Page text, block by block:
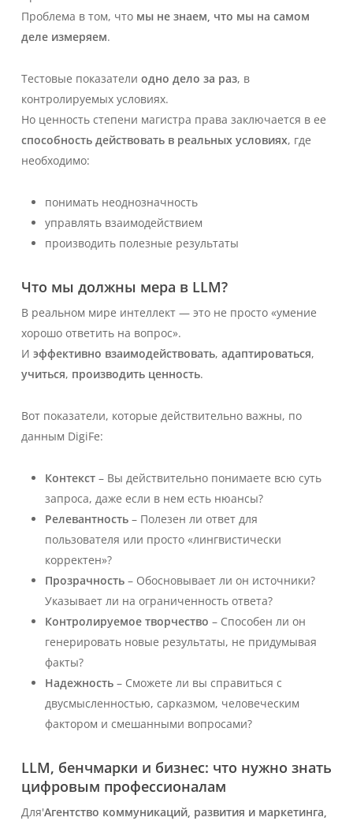
Проблема в том, что мы не знаем, что мы на самом
деле измеряем.
Тестовые показатели одно дело за раз, в
контролируемых условиях.
Но ценность степени магистра права заключается в ее
способность действовать в реальных условиях, где
необходимо:
понимать неоднозначность
управлять взаимодействием
производить полезные результаты
Что мы должны мера в LLM?
В реальном мире интеллект — это не просто «умение
хорошо ответить на вопрос».
И эффективно взаимодействовать, адаптироваться,
учиться, производить ценность.
Вот показатели, которые действительно важны, по
данным DigiFe:
Контекст– Вы действительно понимаете всю суть
запроса, даже если в нем есть нюансы?
Релевантность– Полезен ли ответ для
пользователя или просто «лингвистически
корректен»?
Прозрачность– Обосновывает ли он источники?
Указывает ли на ограниченность ответа?
Контролируемое творчество – Способен ли он
генерировать новые результаты, не придумывая
факты?
Надежность– Сможете ли вы справиться с
двусмысленностью, сарказмом, человеческим
фактором и смешанными вопросами?
LLM, бенчмарки и бизнес: что нужно знать
цифровым профессионалам
Для'Агентство коммуникаций, развития и маркетинга,